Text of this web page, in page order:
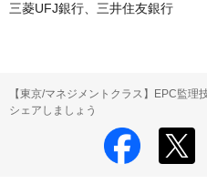
三菱UFJ銀行、三井住友銀行
【東京/マネジメントクラス】EPC監
シェアしましょう